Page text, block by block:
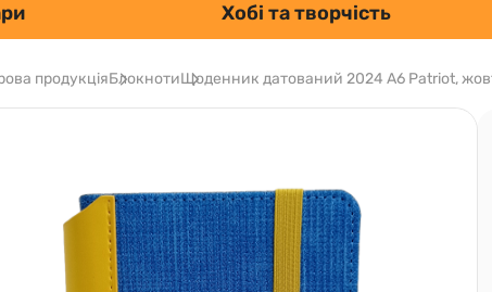
Хобі та творчість
продукціяБлокнотиЩоденник датований 2024 А6 Patriot,